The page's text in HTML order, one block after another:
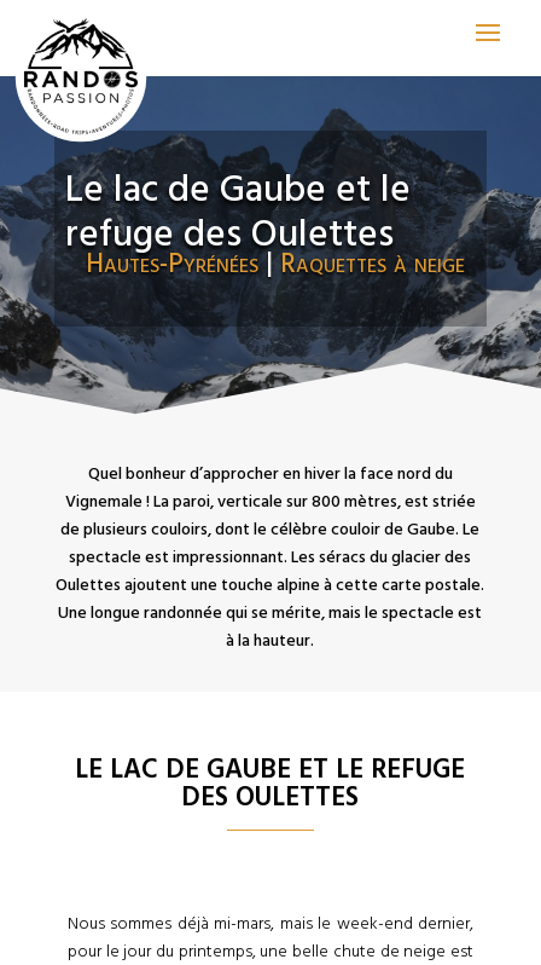
Le lac de Gaube et le
refuge des Oulettes
Hautes-Pyrénées|Raquettes à neige
Quel bonheur d’approcher en hiver la face nord du
Vignemale ! La paroi, verticale sur 800 mètres, est striée
de plusieurs couloirs, dont le célèbre couloir de Gaube. Le
spectacle est impressionnant. Les séracs du glacier des
Oulettes ajoutent une touche alpine à cette carte postale.
Une longue randonnée qui se mérite, mais le spectacle est
à la hauteur.
LE LAC DE GAUBE ET LE REFUGE
DES OULETTES
Nous sommes déjà mi-mars, mais le week-end dernier,
pour le jour du printemps, une belle chute de neige est